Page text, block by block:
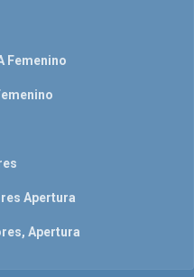
Femenino
Apertura
Apertura